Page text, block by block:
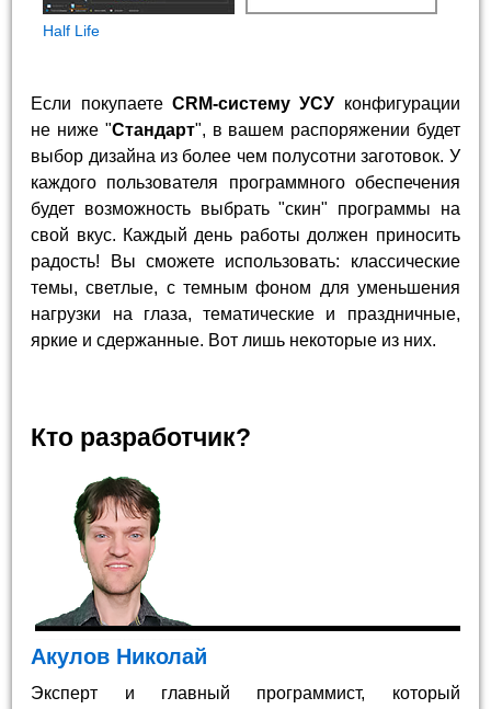
Half Life
Если покупаете CRM-систему УСУ конфигурации
не ниже "Стандарт", в вашем распоряжении будет
выбор дизайна из более чем полусотни заготовок. У
каждого пользователя программного обеспечения
будет возможность выбрать "скин" программы на
свой вкус. Каждый день работы должен приносить
радость! Вы сможете использовать: классические
темы, светлые, с темным фоном для уменьшения
нагрузки на глаза, тематические и праздничные,
яркие и сдержанные. Вот лишь некоторые из них.
Кто разработчик?
Акулов Николай
Эксперт и главный программист, который